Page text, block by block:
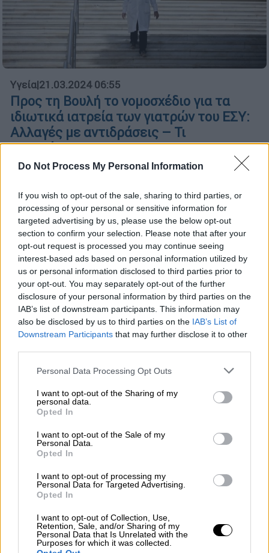
Do Not Process My Personal Information
If you wish to opt-out of the sale, sharing to third parties, or
processing of your personal or sensitive information for
targeted advertising by us, please use the below opt-out
section to confirm your selection. Please note that after your
opt-out request is processed you may continue seeing
interest-based ads based on personal information utilized by
us or personal information disclosed to third parties prior to
your opt-out. You may separately opt-out of the further
disclosure of your personal information by third parties on the
IAB’s list of downstream participants. This information may
also be disclosed by us to third parties on the IAB’s List of
Downstream Participants that may further disclose it to other
Please note that this website/app uses one or more Google
not limited to your visit or usage behaviour. You may click to
grant or deny consent to Google and its third-party tags to
use your data for below specified purposes in below Google
consent section.
Personal Data Processing Opt Outs
I want to opt-out of the Sharing of my
personal data.
Opted In
I want to opt-out of the Sale of my
Personal Data.
Opted In
I want to opt-out of processing my
Personal Data for Targeted Advertising.
Opted In
I want to opt-out of Collection, Use,
Retention, Sale, and/or Sharing of my
Personal Data that Is Unrelated with the
Purposes for which it was collected.
Υγεία|21.03.2024 06:55
Προς τη Βουλή το νομοσχέδιο για τα
ιδιωτικά ιατρεία των γιατρών του ΕΣΥ:
Αλλαγές με αντιδράσεις – Τι
προβλέπεται
Για πρώτη φορά δίνει το δικαίωμα στους
ιδιωτικό έργο
16.02.2024 12:01
Αλλάζει πλήρως το ΕΣΥ: Έρχονται
ιδιωτικά ιατρεία γιατρών του δημοσίου
Πλήρη ανατροπή στο έως τώρα Δημόσιο
Εθνικό Σύστημα Υγείας αναμένεται να δουν
το επόμενο διάστημα οι ασθενείς